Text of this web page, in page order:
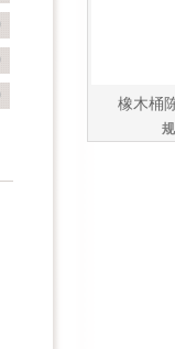
橡木桶